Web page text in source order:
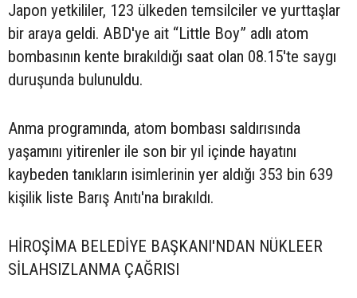
Japon yetkililer, 123 ülkeden temsilciler ve yurttaşlar
bir araya geldi. ABD'ye ait “Little Boy” adlı atom
bombasının kente bırakıldığı saat olan 08.15'te saygı
duruşunda bulunuldu.
Anma programında, atom bombası saldırısında
yaşamını yitirenler ile son bir yıl içinde hayatını
kaybeden tanıkların isimlerinin yer aldığı 353 bin 639
kişilik liste Barış Anıtı'na bırakıldı.
HİROŞİMA BELEDİYE BAŞKANI'NDAN NÜKLEER
SİLAHSIZLANMA ÇAĞRISI